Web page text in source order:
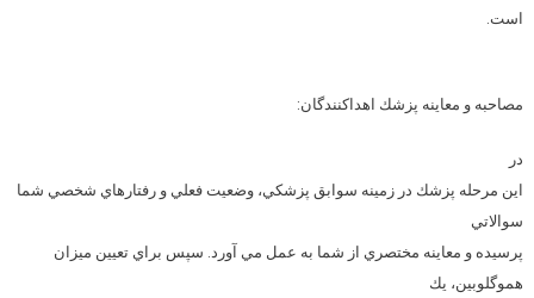
است.
مصاحبه و معاينه پزشك اهداكنندگان:
در
اين مرحله پزشك در زمينه سوابق پزشكي، وضعيت فعلي و رفتارهاي شخصي شما
سوالاتي
پرسيده و معاينه مختصري از شما به عمل مي آورد. سپس براي تعيين ميزان
هموگلوبين، يك